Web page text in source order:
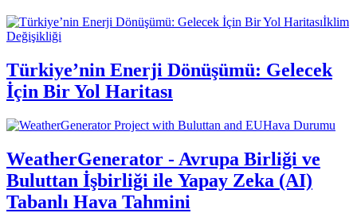
İklim
Değişikliği
Türkiye’nin Enerji Dönüşümü: Gelecek
İçin Bir Yol Haritası
Hava Durumu
WeatherGenerator - Avrupa Birliği ve
Buluttan İşbirliği ile Yapay Zeka (AI)
Tabanlı Hava Tahmini